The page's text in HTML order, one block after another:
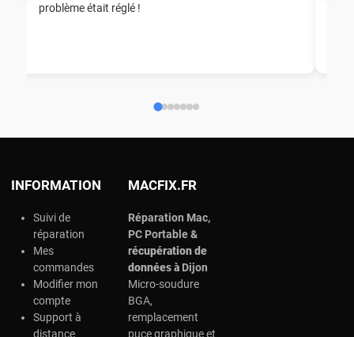
problème était réglé !
INFORMATION
Suivi de
réparation
Mes
commandes
Modifier mon
compte
Support à
distance
MACFIX.FR
Réparation Mac,
PC Portable &
récupération de
données àDijon
Micro-soudure
BGA,
remplacement
puce graphique et